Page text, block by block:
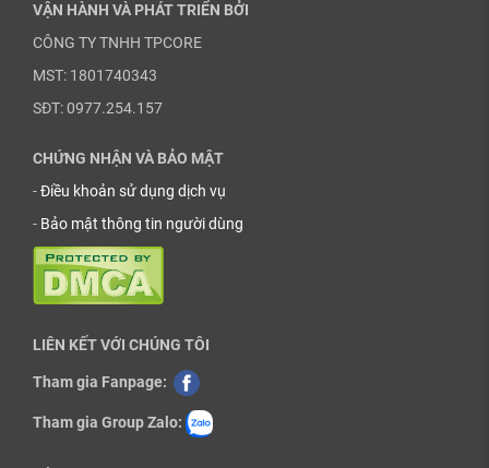
VẬN HÀNH VÀ PHÁT TRIỂN BỞI
CÔNG TY TNHH TPCORE
MST: 1801740343
SĐT: 0977.254.157
CHỨNG NHẬN VÀ BẢO MẬT
-Điều khoản sử dụng dịch vụ
- Bảo mật thông tin người dùng
LIÊN KẾT VỚI CHÚNG TÔI
Tham gia Fanpage:
Tham gia Group Zalo: